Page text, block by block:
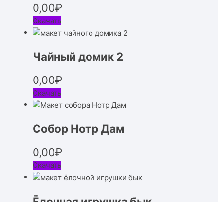
0,00₽
Скачать
Чайный домик 2
0,00₽
Скачать
Собор Нотр Дам
0,00₽
Скачать